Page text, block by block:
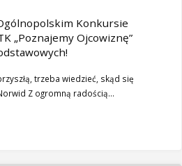
Konkursie
„Poznajemy Ojcowiznę”
trzeba wiedzieć, skąd się
Z ogromną radością…